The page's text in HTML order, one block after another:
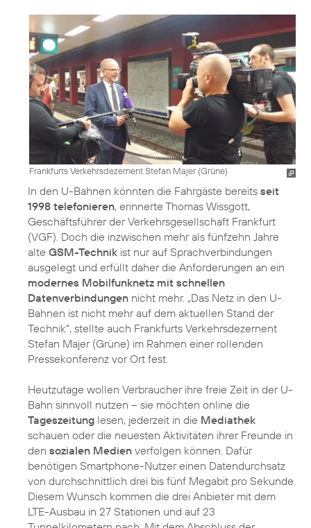
Frankfurts Verkehrsdezernent Stefan Majer (Grüne)
In den U-Bahnen könnten die Fahrgäste bereits seit
1998 telefonieren, erinnerte Thomas Wissgott,
Geschäftsführer der Verkehrsgesellschaft Frankfurt
(VGF). Doch die inzwischen mehr als fünfzehn Jahre
alte GSM-Technik ist nur auf Sprachverbindungen
ausgelegt und erfüllt daher die Anforderungen an ein
modernes Mobilfunknetz mit schnellen
Datenverbindungen nicht mehr. „Das Netz in den U-
Bahnen ist nicht mehr auf dem aktuellen Stand der
Technik“, stellte auch Frankfurts Verkehrsdezernent
Stefan Majer (Grüne) im Rahmen einer rollenden
Pressekonferenz vor Ort fest.
Heutzutage wollen Verbraucher ihre freie Zeit in der U-
Bahn sinnvoll nutzen – sie möchten online die
Tageszeitung lesen, jederzeit in die Mediathek
schauen oder die neuesten Aktivitäten ihrer Freunde in
den sozialen Medien verfolgen können. Dafür
benötigen Smartphone-Nutzer einen Datendurchsatz
von durchschnittlich drei bis fünf Megabit pro Sekunde.
Diesem Wunsch kommen die drei Anbieter mit dem
LTE-Ausbau in 27 Stationen und auf 23